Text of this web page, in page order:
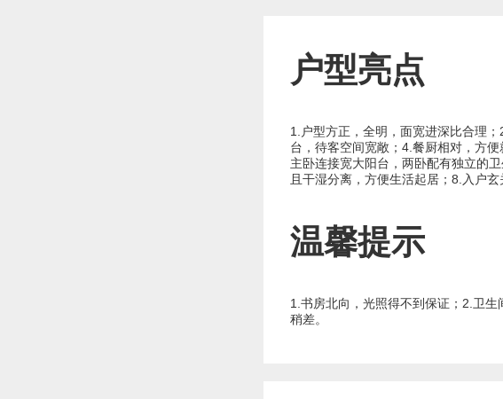
户型亮点
1.户型方正，全明，面宽进深比合理
台，待客空间宽敞；4.餐厨相对，方
主卧连接宽大阳台，两卧配有独立的
且干湿分离，方便生活起居；8.入户
温馨提示
1.书房北向，光照得不到保证；2.卫
稍差。